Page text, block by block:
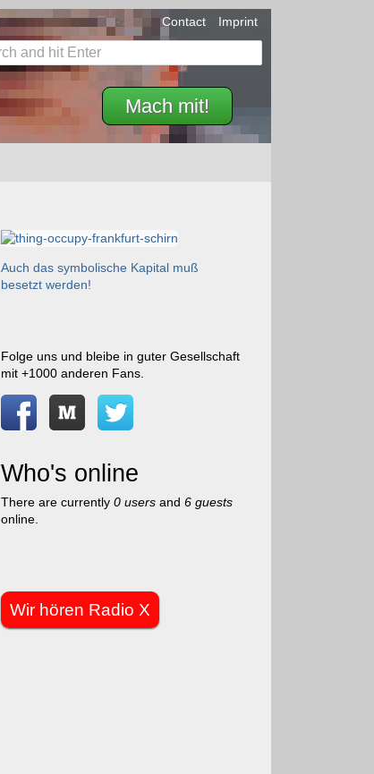
Mach mit!
Contact Imprint
Auch das symbolische Kapital muß
besetzt werden!
Folge uns und bleibe in guter Gesellschaft
mit +1000 anderen Fans.
Who's online
There are currently 0 usersand 6 guests
online.
Wir hören Radio X